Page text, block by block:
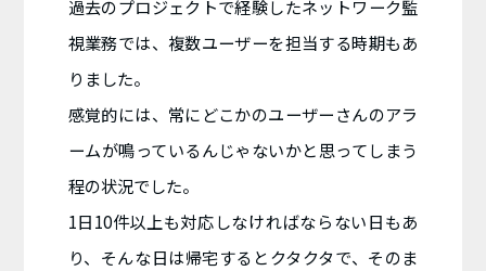
過去のプロジェクトで経験したネットワーク監
視業務では、複数ユーザーを担当する時期もあ
りました。
感覚的には、常にどこかのユーザーさんのアラ
ームが鳴っているんじゃないかと思ってしまう
程の状況でした。
1日10件以上も対応しなければならない日もあ
り、そんな日は帰宅するとクタクタで、そのま